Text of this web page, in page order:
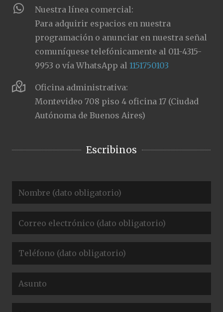
Nuestra línea comercial:
Para adquirir espacios en nuestra
programación o anunciar en nuestra señal
comuníquese telefónicamente al 011-4315-
9953 o vía WhatsApp al1151750103
Oficina administrativa:
Montevideo 708 piso 4 oficina 17 (Ciudad
Autónoma de Buenos Aires)
Escribinos